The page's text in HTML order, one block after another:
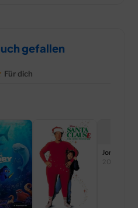
gefallen
Für dich
Jordan
2004